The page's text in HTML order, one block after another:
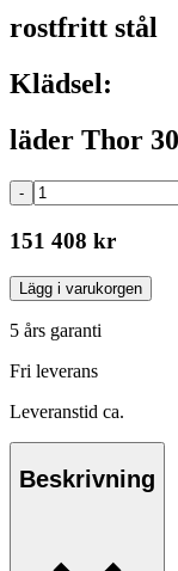
rostfritt stål
Klädsel:
läder Thor
-
151 408 kr
Lägg i varukorgen
5 års garanti
Fri leverans
Leveranstid ca.
Beskrivning